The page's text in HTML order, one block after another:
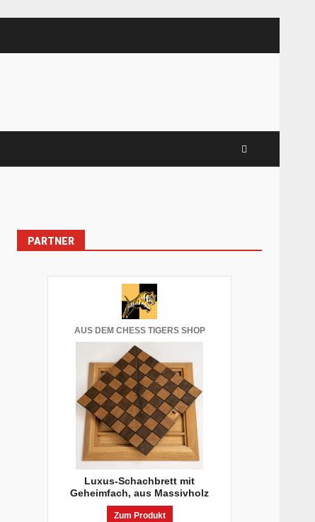
PARTNER
AUS DEM CHESS TIGERS SHOP
Luxus-Schachbrett mit
Geheimfach, aus Massivholz
Zum Produkt